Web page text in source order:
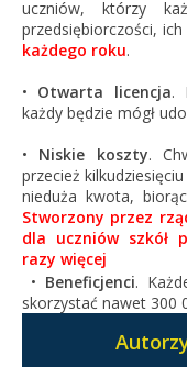
uczniów, którzy
przedsiębiorczości, ich
każdego roku.
• Otwarta licencja.
każdy będzie mógł
• Niskie koszty.
przecież
nieduża kwota,
Stworzony przez
dla uczniów szkół
razy więcej
• Beneficjenci.
skorzystać nawet 300